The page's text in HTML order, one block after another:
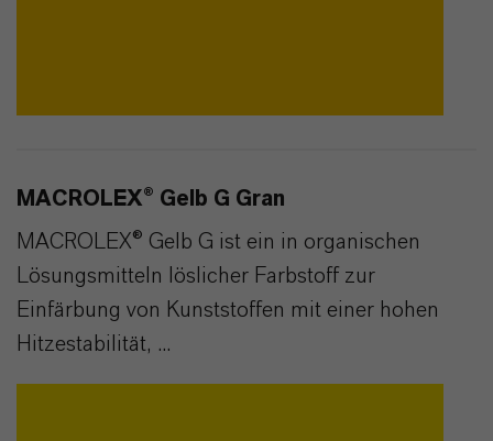
MACROLEX® Gelb G Gran
MACROLEX® Gelb G ist ein in organischen
Lösungsmitteln löslicher Farbstoff zur
Einfärbung von Kunststoffen mit einer hohen
Hitzestabilität, ...